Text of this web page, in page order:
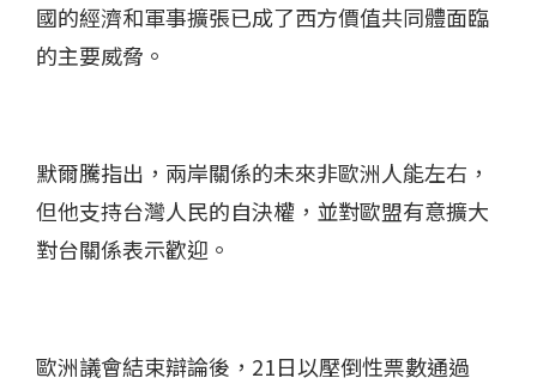
國的經濟和軍事擴張已成了西方價值共同體面臨
的主要威脅。
默爾騰指出，兩岸關係的未來非歐洲人能左右，
但他支持台灣人民的自決權，並對歐盟有意擴大
對台關係表示歡迎。
歐洲議會結束辯論後，21日以壓倒性票數通過